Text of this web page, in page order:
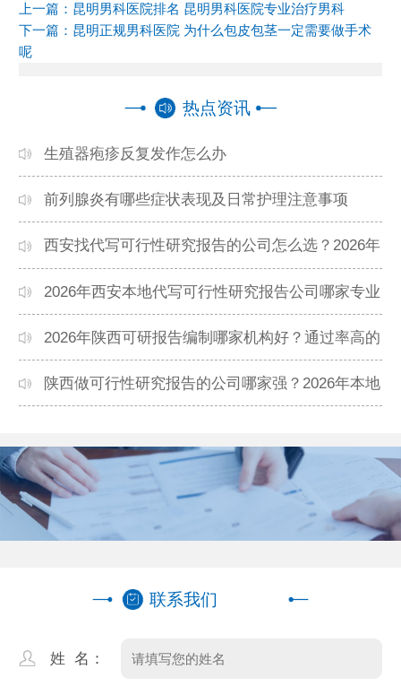
上一篇： 昆明男科医院排名 昆明男科医院专业治疗男科
下一篇： 昆明正规男科医院 为什么包皮包茎一定需要做手术
呢
热点资讯
生殖器疱疹反复发作怎么办
前列腺炎有哪些症状表现及日常护理注意事项
西安找代写可行性研究报告的公司怎么选？2026年
本地高口碑机构排名
2026年西安本地代写可行性研究报告公司哪家专业
靠谱？正规团队推荐
2026年陕西可研报告编制哪家机构好？通过率高的
本地公司推荐
陕西做可行性研究报告的公司哪家强？2026年本地
联系我们
姓 名：